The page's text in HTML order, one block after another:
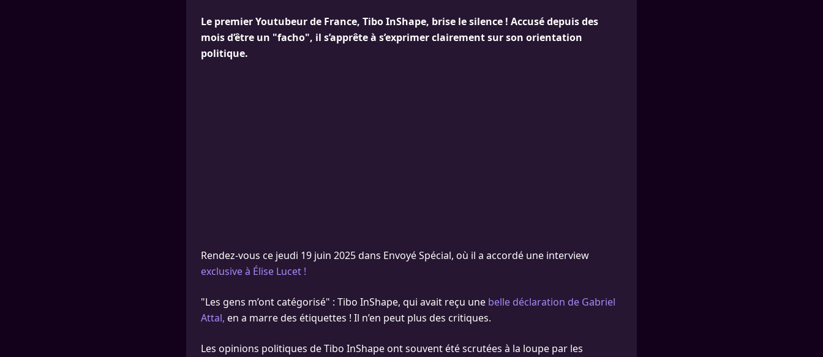
Le premier Youtubeur de France, Tibo InShape, brise le silence ! Accusé depuis des
mois d’être un "facho", il s’apprête à s’exprimer clairement sur son orientation
politique.
Rendez-vous ce jeudi 19 juin 2025 dans Envoyé Spécial, où il a accordé une interview
exclusive à Élise Lucet !
"Les gens m’ont catégorisé" : Tibo InShape, qui avait reçu une belle déclaration de Gabriel
Attal, en a marre des étiquettes ! Il n’en peut plus des critiques.
Les opinions politiques de Tibo InShape ont souvent été scrutées à la loupe par les